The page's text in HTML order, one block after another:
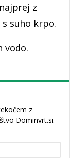
z
suho krpo.
vodo.
z
Dominvrt.si.